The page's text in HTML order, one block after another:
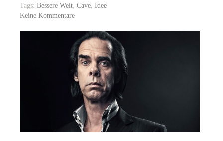
Tags: Bessere Welt, Cave, Idee
Keine Kommentare